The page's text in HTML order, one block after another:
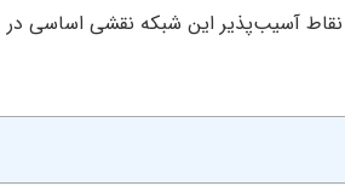
نقاط آسیب‌پذیر این شبکه نقشی اساسی در